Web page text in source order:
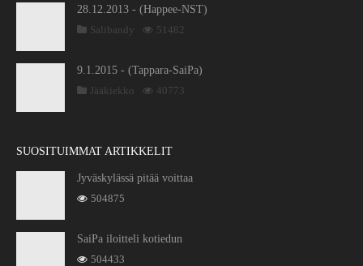
28.12.2013 - (Happee-NST)
Salibandy
51482
9.1.2015 - (Tappara-SaiPa)
Jääkiekko
40773
SUOSITUIMMAT ARTIKKELIT
Jyväskylässä pitää voittaa
504875
SaiPa iloitteli kotiedun
504433